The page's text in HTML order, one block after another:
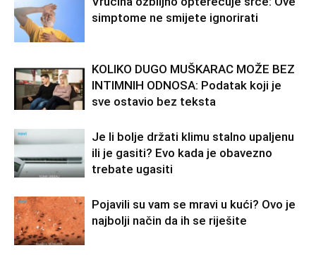
simptome ne smijete ignorirati
KOLIKO DUGO MUŠKARAC MOŽE BEZ
INTIMNIH ODNOSA: Podatak koji je
sve ostavio bez teksta
Je li bolje držati klimu stalno upaljenu
ili je gasiti? Evo kada je obavezno
trebate ugasiti
Pojavili su vam se mravi u kući? Ovo je
najbolji način da ih se riješite